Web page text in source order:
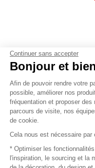
© 2016 –
Continuer sans accepter
Bonjour et
Afin de pouvoir rendre votre
possible, améliorer nos
fréquentation et proposer
parcours de visite, nos
de cookie.
Cela nous est nécessaire par
* Optimiser les
l'inspiration, le sourcing et la